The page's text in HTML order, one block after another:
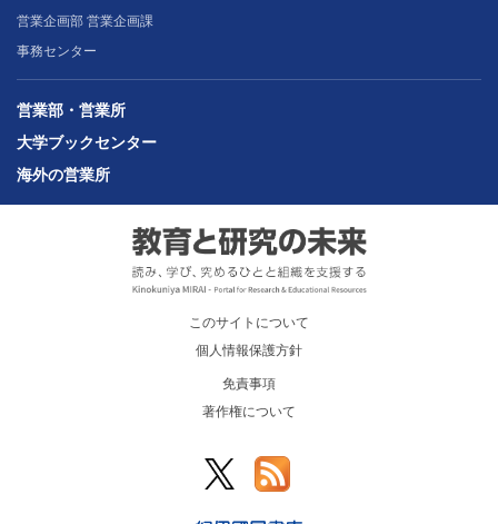
営業企画部 営業企画課
事務センター
営業部・営業所
大学ブックセンター
海外の営業所
このサイトについて
個人情報保護方針
免責事項
著作権について